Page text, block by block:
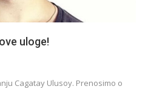
uloge!
Cagatay Ulusoy. Prenosimo o